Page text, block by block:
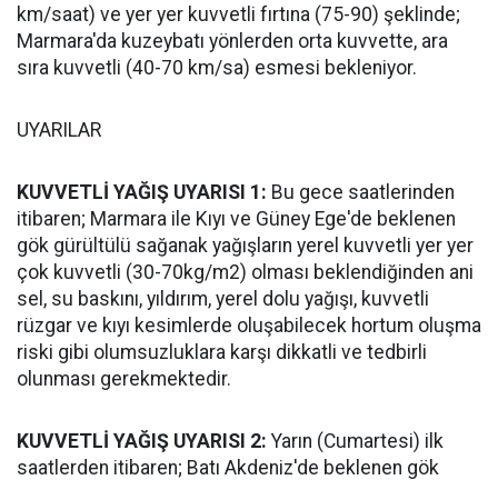
km/saat) ve yer yer kuvvetli fırtına (75-90) şeklinde;
Marmara'da kuzeybatı yönlerden orta kuvvette, ara
sıra kuvvetli (40-70 km/sa) esmesi bekleniyor.
UYARILAR
KUVVETLİ YAĞIŞ UYARISI 1: Bu gece saatlerinden
itibaren; Marmara ile Kıyı ve Güney Ege'de beklenen
gök gürültülü sağanak yağışların yerel kuvvetli yer yer
çok kuvvetli (30-70kg/m2) olması beklendiğinden ani
sel, su baskını, yıldırım, yerel dolu yağışı, kuvvetli
rüzgar ve kıyı kesimlerde oluşabilecek hortum oluşma
riski gibi olumsuzluklara karşı dikkatli ve tedbirli
olunması gerekmektedir.
KUVVETLİ YAĞIŞ UYARISI 2: Yarın (Cumartesi) ilk
saatlerden itibaren; Batı Akdeniz'de beklenen gök